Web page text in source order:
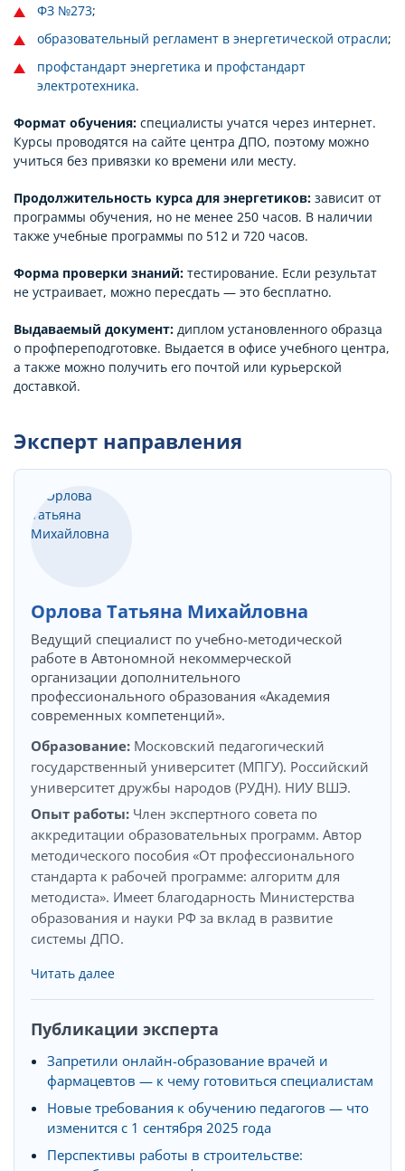
ФЗ №273;
образовательный регламент в энергетической отрасли;
профстандарт энергетика и профстандарт
электротехника.
Формат обучения: специалисты учатся через интернет.
Курсы проводятся на сайте центра ДПО, поэтому можно
учиться без привязки ко времени или месту.
Продолжительность курса для энергетиков: зависит от
программы обучения, но не менее 250 часов. В наличии
также учебные программы по 512 и 720 часов.
Форма проверки знаний: тестирование. Если результат
не устраивает, можно пересдать — это бесплатно.
Выдаваемый документ: диплом установленного образца
о профпереподготовке. Выдается в офисе учебного центра,
а также можно получить его почтой или курьерской
доставкой.
Эксперт направления
Орлова Татьяна Михайловна
Ведущий специалист по учебно-методической
работе в Автономной некоммерческой
организации дополнительного
профессионального образования «Академия
современных компетенций».
Образование: Московский педагогический
государственный университет (МПГУ). Российский
университет дружбы народов (РУДН). НИУ ВШЭ.
Опыт работы: Член экспертного совета по
аккредитации образовательных программ. Автор
методического пособия «От профессионального
стандарта к рабочей программе: алгоритм для
методиста». Имеет благодарность Министерства
образования и науки РФ за вклад в развитие
системы ДПО.
Читать далее
Публикации эксперта
Запретили онлайн-образование врачей и
фармацевтов — к чему готовиться специалистам
Новые требования к обучению педагогов — что
изменится с 1 сентября 2025 года
Перспективы работы в строительстве: